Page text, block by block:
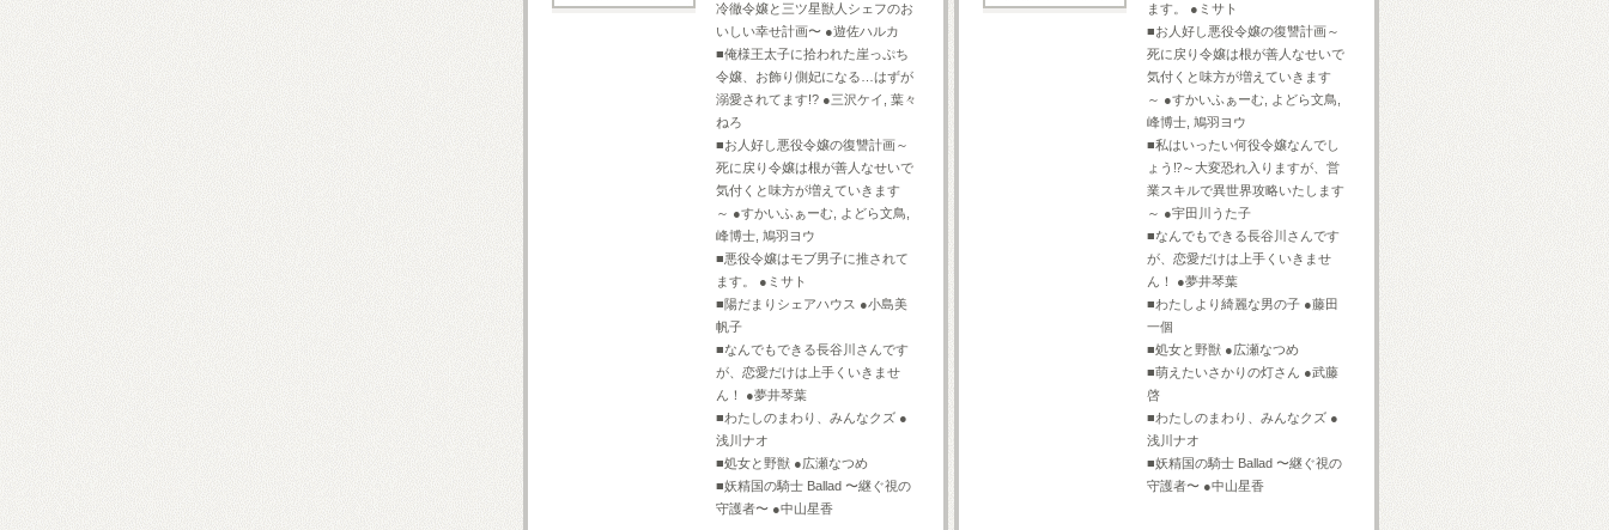
冷徹令嬢と三ツ星獣人シェフのお
いしい幸せ計画〜 ●遊佐ハルカ
■俺様王太子に拾われた崖っぷち
令嬢、お飾り側妃になる…はずが
溺愛されてます!? ●三沢ケイ, 葉々
ねろ
■お人好し悪役令嬢の復讐計画～
死に戻り令嬢は根が善人なせいで
気付くと味方が増えていきます
～ ●すかいふぁーむ, よどら文鳥,
峰博士, 鳩羽ヨウ
■悪役令嬢はモブ男子に推されて
ます。 ●ミサト
■陽だまりシェアハウス ●小島美
帆子
■なんでもできる長谷川さんです
が、恋愛だけは上手くいきませ
ん！ ●夢井琴葉
■わたしのまわり、みんなクズ ●
浅川ナオ
■処女と野獣 ●広瀬なつめ
■妖精国の騎士 Ballad 〜継ぐ視の
守護者〜 ●中山星香
ます。 ●ミサト
■お人好し悪役令嬢の復讐計画～
死に戻り令嬢は根が善人なせいで
気付くと味方が増えていきます
～ ●すかいふぁーむ, よどら文鳥,
峰博士, 鳩羽ヨウ
■私はいったい何役令嬢なんでし
ょう⁉～大変恐れ入りますが、営
業スキルで異世界攻略いたします
～ ●宇田川うた子
■なんでもできる長谷川さんです
が、恋愛だけは上手くいきませ
ん！ ●夢井琴葉
■わたしより綺麗な男の子 ●藤田
一個
■処女と野獣 ●広瀬なつめ
■萌えたいさかりの灯さん ●武藤
啓
■わたしのまわり、みんなクズ ●
浅川ナオ
■妖精国の騎士 Ballad 〜継ぐ視の
守護者〜 ●中山星香